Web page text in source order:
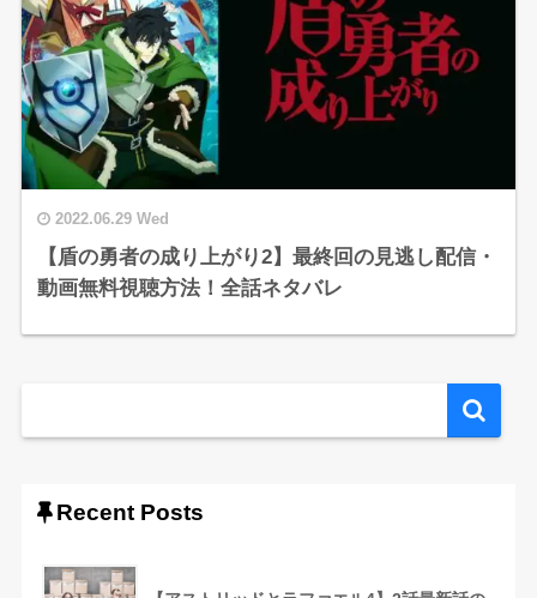
2022.06.29 Wed
【盾の勇者の成り上がり2】最終回の見逃し配信・
動画無料視聴方法！全話ネタバレ
Recent Posts